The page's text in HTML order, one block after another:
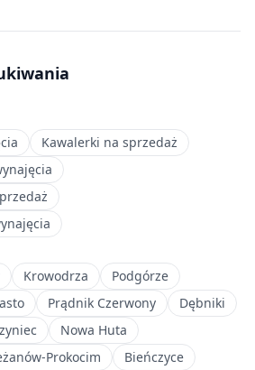
Kawalerki na sprzedaż
Krowodrza
Podgórze
Prądnik Czerwony
Dębniki
Nowa Huta
Prokocim
Bieńczyce